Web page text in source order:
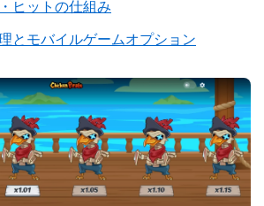
ヒットの仕組み
とモバイルゲームオプション